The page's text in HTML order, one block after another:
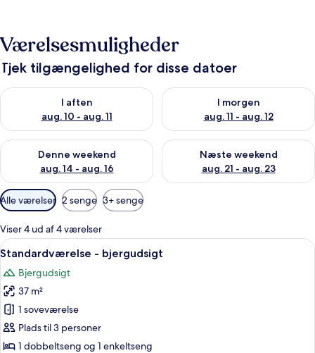
Værelsesmuligheder
Tjek tilgængelighed for disse datoer
I aften
aug. 10 - aug. 11
Tjek tilgængelighed for i aften aug. 10 - aug. 11
I morgen
aug. 11 - aug. 12
Tjek tilgængelighed for i
Denne weekend
aug. 14 - aug. 16
Tjek tilgængelighed for denne weekend aug. 14 - aug. 16
Næste weekend
aug. 21 - aug. 23
Tjek tilgængelighed for næste
Tilgængelige
filtre
for
værelser
Alle værelser 2 senge 3+ senge
Viser 4 ud af 4 værelser
Indlæs
alle
billeder
af
Standardværelse
-
bjergudsigt
Et hotelværelse med to senge, et
6
Standardværelse - bjergudsigt
Bjergudsigt
37 m²
1 soveværelse
Plads til 3 personer
1 dobbeltseng og 1 enkeltseng